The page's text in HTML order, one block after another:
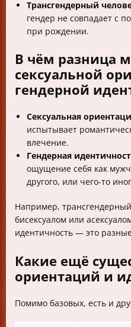
Трансгендерный
гендер не совпадает с
при рождении.
В чём разница
сексуальной
гендерной
Сексуальная
испытывает
влечение.
Гендерная
ощущение себя как
другого, или чего-то
Например,
бисексуалом или
идентичность — это
Какие ещё
ориентаций и
Помимо базовых, есть и